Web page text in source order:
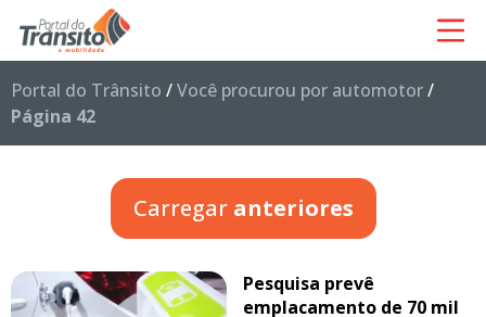
Portal do Trânsito /Você procurou por automotor/
Página 42
Carregar anteriores
Pesquisa prevê
emplacamento de 70 mil